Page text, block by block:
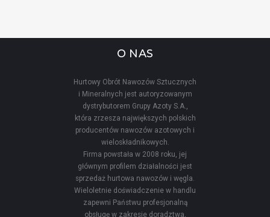
O NAS
Hurtowy Obrót Nawozów Sztucznych
i Mineralnych jest autoryzowanym
dystrybutorem Grupy Azoty S.A.,
która zrzesza największych polskich
producentów nawozów azotowych i
wieloskładnikowych.
Firma powstała w 2008 roku, jej
głównym profilem działalności jest
sprzedaż hurtowa nawozów i węgla.
Wieloletnie doświadczenie w handlu
zapewni Państwu profesjonalną
obsługę w zakresie doradztwa,